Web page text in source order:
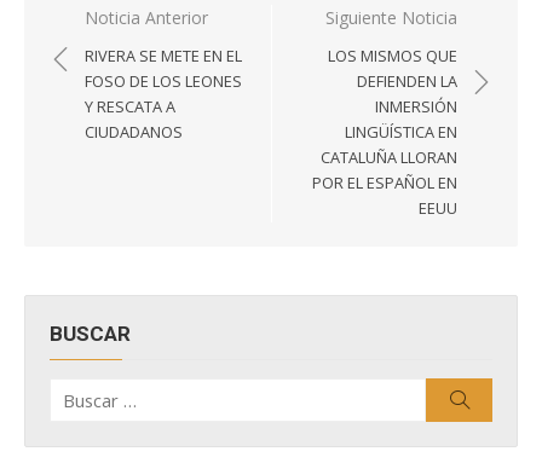
Navegación
de
entradas
Noticia Anterior
RIVERA SE METE EN EL
FOSO DE LOS LEONES
Y RESCATA A
CIUDADANOS
Siguiente Noticia
LOS MISMOS QUE
DEFIENDEN LA
INMERSIÓN
LINGÜÍSTICA EN
CATALUÑA LLORAN
POR EL ESPAÑOL EN
EEUU
BUSCAR
por: